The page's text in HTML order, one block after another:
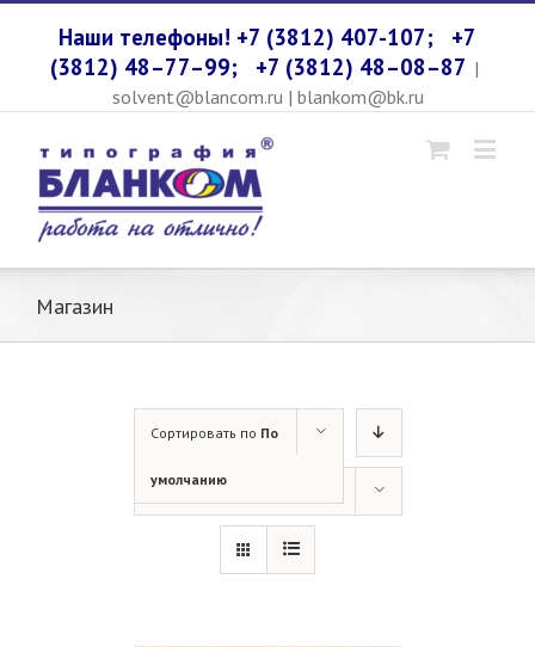
Наши телефоны! +7 (3812) 407-107; +7
(3812) 48–77–99; +7 (3812) 48–08–87 |
solvent@blancom.ru | blankom@bk.ru
Магазин
Сортировать по По
умолчанию
Показать